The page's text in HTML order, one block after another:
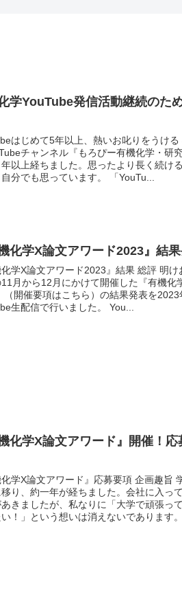
学YouTube発信活動継続のた
はじめて5年以上、熱いお叱りをうけ
チャンネル『もろぴー有機化学・研
以上経ちました。思ったより長く続け
分でも思っています。 「YouTu...
機化学X論文アワード2023』結
化学X論文アワード2023』結果 総評 明け
月から12月にかけて開催した『有機化
（開催要項はこちら）の結果発表を
生配信で行いました。 You...
機化学X論文アワード』開催！
化学X論文アワード』応募要項 企画趣旨
り、約一年が経ちました。会社に入っ
きましたが、私なりに「大学で頑張っ
！」という想いは消えないであります。